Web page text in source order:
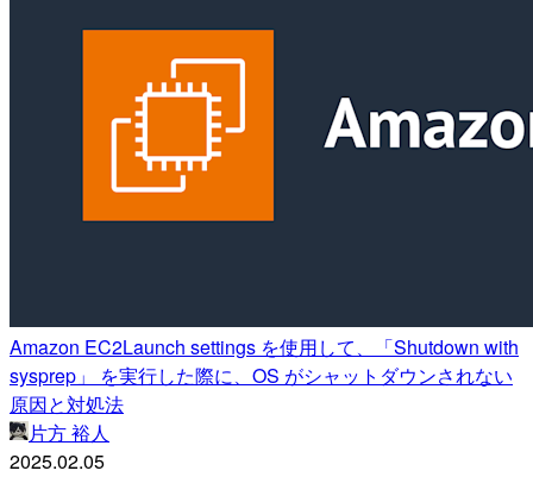
Amazon EC2Launch settings を使用して、「Shutdown with
sysprep」 を実行した際に、OS がシャットダウンされない
原因と対処法
片方 裕人
2025.02.05